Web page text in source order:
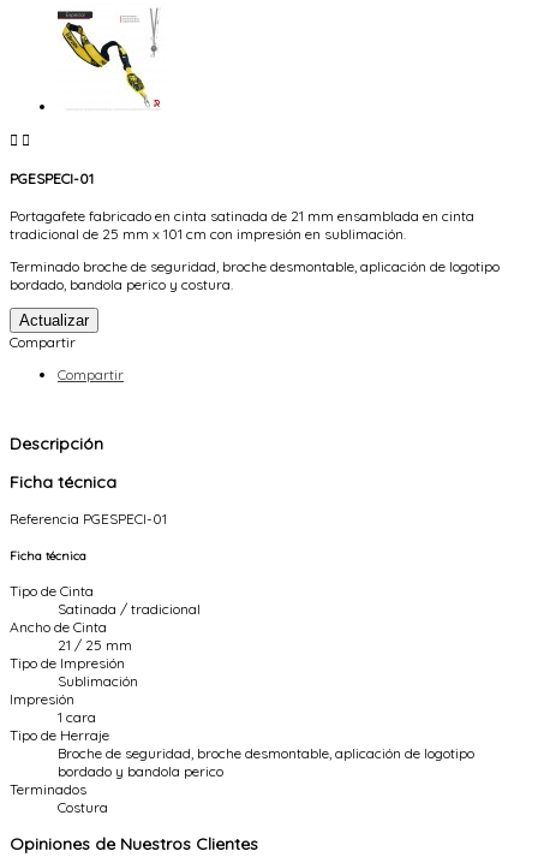
 
PGESPECI-01
Portagafete fabricado en cinta satinada de 21 mm ensamblada en cinta
tradicional de 25 mm x 101 cm con impresión en sublimación.
Terminado broche de seguridad, broche desmontable, aplicación de logotipo
bordado, bandola perico y costura.
Compartir
Compartir
Descripción
Ficha técnica
Referencia PGESPECI-01
Ficha técnica
Tipo de Cinta
Satinada / tradicional
Ancho de Cinta
21 / 25 mm
Tipo de Impresión
Sublimación
Impresión
1 cara
Tipo de Herraje
Broche de seguridad, broche desmontable, aplicación de logotipo
bordado y bandola perico
Terminados
Costura
Opiniones de Nuestros Clientes